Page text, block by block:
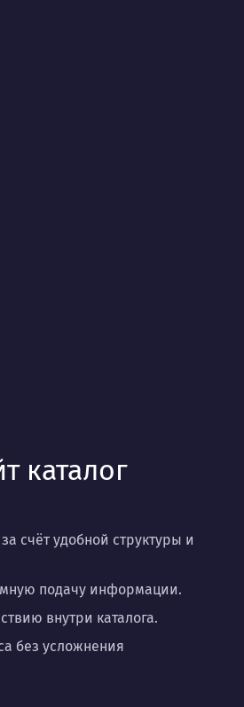
каталог
счёт удобной структуры и
подачу информации.
внутри каталога.
без усложнения